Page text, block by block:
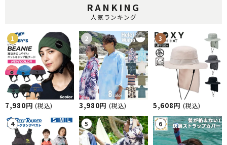
RANKING
人気ランキング
7,980円 (税込) 3,980円 (税込) 5,608円 (税込)